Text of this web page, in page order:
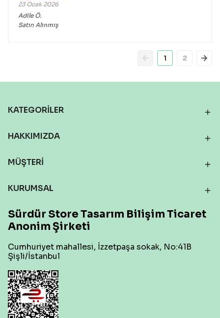
23 Ocak 2026
Adile Ö.
Satın Alınmış
1 2
KATEGORİLER
HAKKIMIZDA
MÜŞTERİ
KURUMSAL
Sürdür Store Tasarım Bilişim Ticaret
Anonim Şirketi
Cumhuriyet mahallesi, İzzetpaşa sokak, No:41B
Şişli/İstanbul